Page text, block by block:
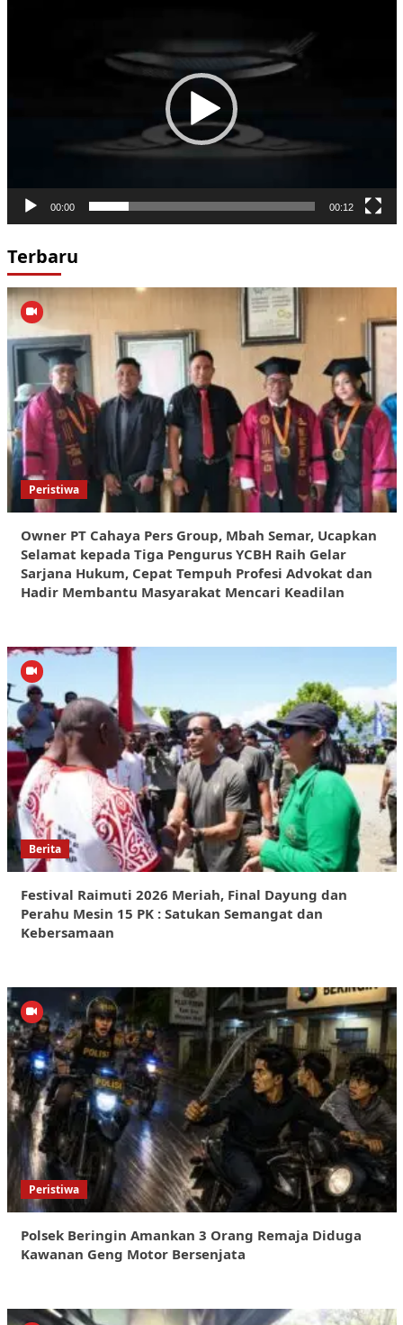
00:00 00:12
Terbaru
Peristiwa
Owner PT Cahaya Pers Group, Mbah Semar, Ucapkan
Selamat kepada Tiga Pengurus YCBH Raih Gelar
Sarjana Hukum, Cepat Tempuh Profesi Advokat dan
Hadir Membantu Masyarakat Mencari Keadilan
Berita
Festival Raimuti 2026 Meriah, Final Dayung dan
Perahu Mesin 15 PK : Satukan Semangat dan
Kebersamaan
Peristiwa
Polsek Beringin Amankan 3 Orang Remaja Diduga
Kawanan Geng Motor Bersenjata